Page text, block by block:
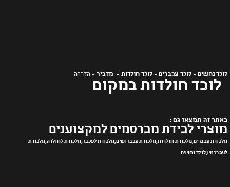
לוכד נחשים - לוכד עכברים - לוכד חולדות - מדביר - הדברה
לוכד חולדות במקום
באתר זה תמצאו גם :
מוצרי לכידת מכרסמים למקצוענים
מלכודת עכברים,מלכודת חולדות,מלכודת עכברושים,מלכודת לעכבר,מלכודת לחולדה,מלכודת
לעכברוש,לוכד נחשים